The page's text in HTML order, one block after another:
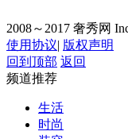
2008～2017 奢秀网
使用协议| 版权声明
回到顶部 返回
频道推荐
生活
时尚